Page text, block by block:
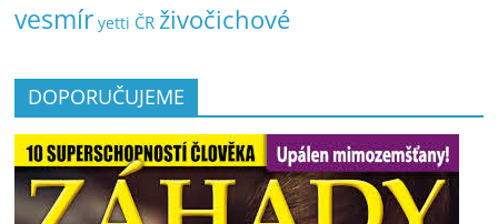
vesmír yetti ČR živočichové
DOPORUČUJEME